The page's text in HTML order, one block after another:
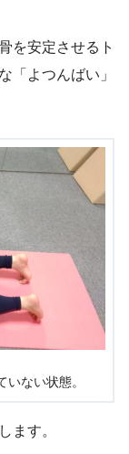
を安定させるト
「よつんばい」
ない状態。
ます。